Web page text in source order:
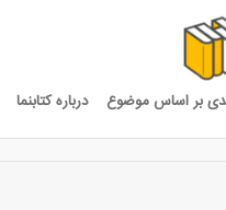
بر اساس موضوع درباره کتابنما